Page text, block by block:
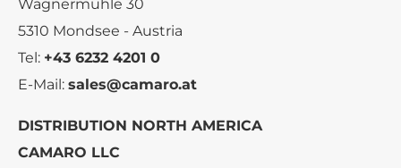
Wagnermühle 30
5310 Mondsee - Austria
Tel: +43 6232 4201 0
E-Mail: sales@camaro.at
DISTRIBUTION NORTH AMERICA
CAMARO LLC